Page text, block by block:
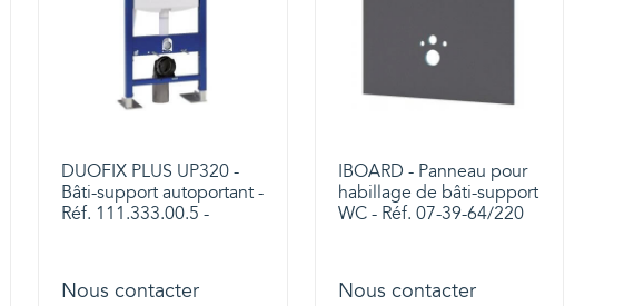
DUOFIX PLUS UP320 -
Bâti-support autoportant -
Réf. 111.333.00.5 -
Nous contacter
IBOARD - Panneau pour
habillage de bâti-support
WC - Réf. 07-39-64/220
Nous contacter